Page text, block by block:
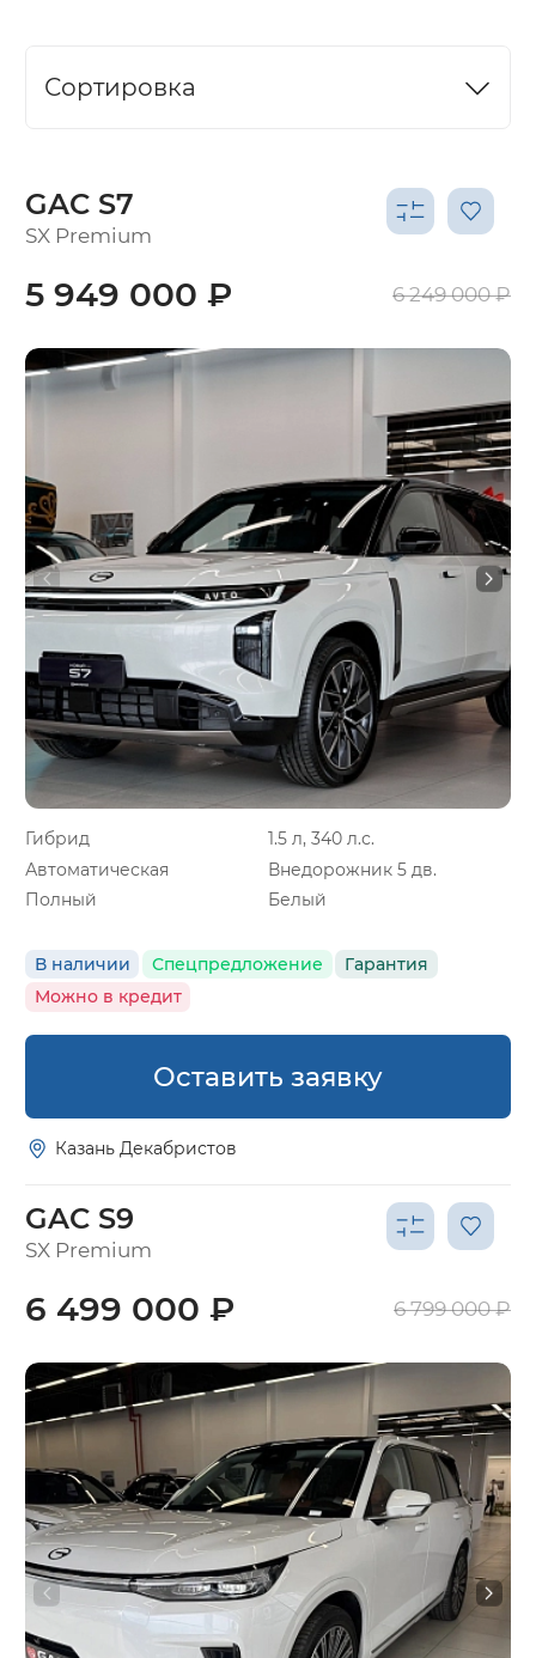
Сортировка
GAC S7
SX Premium
Гибрид
1.5 л, 340 л.с.
Автоматическая
Внедорожник 5 дв.
Полный
Белый
В наличии Спецпредложение
Гарантия
Можно в кредит
5 949 000 ₽ 6 249 000 ₽
Оставить заявку
Казань Декабристов
GAC S9
SX Premium
6 499 000 ₽ 6 799 000 ₽